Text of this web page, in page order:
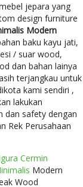
jepara yang
design furniture
Modern
baku kayu jati,
/ suar wood,
dan bahan lainya
terjangkau untuk
kami sendiri ,
lakukan
dan safety dengan
Rek Perusahaan
Cermin
Modern
Wood